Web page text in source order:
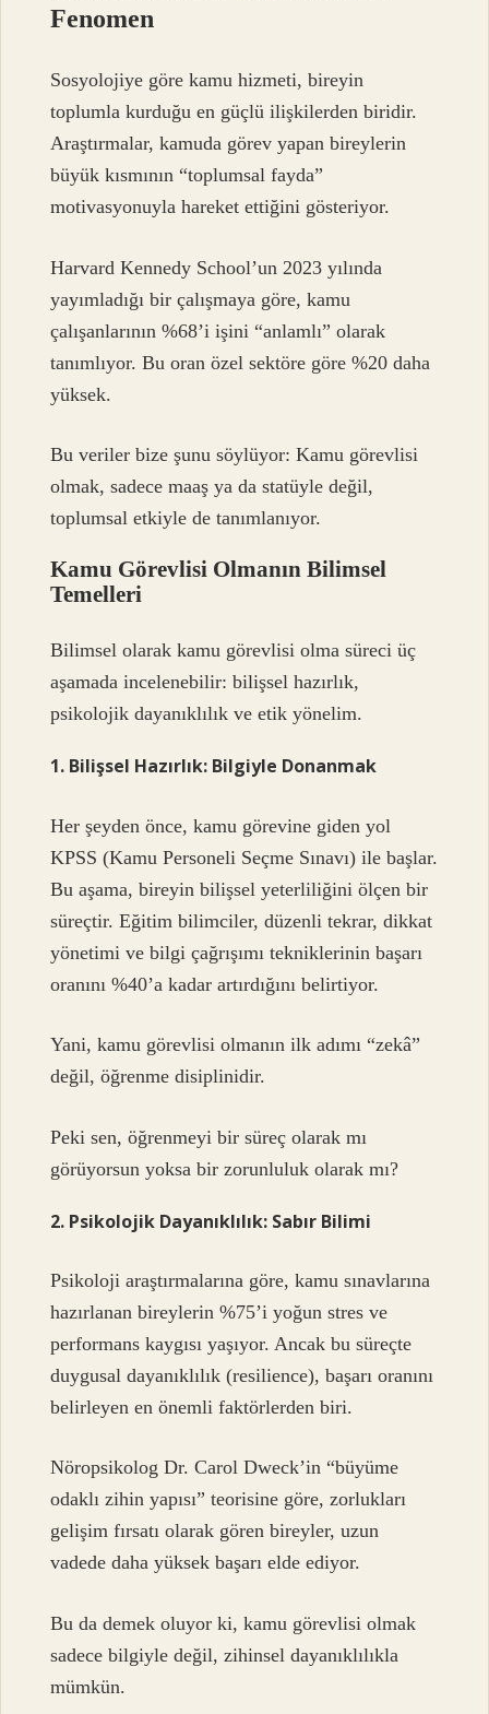
Fenomen
Sosyolojiye göre kamu hizmeti, bireyin
toplumla kurduğu en güçlü ilişkilerden biridir.
Araştırmalar, kamuda görev yapan bireylerin
büyük kısmının “toplumsal fayda”
motivasyonuyla hareket ettiğini gösteriyor.
Harvard Kennedy School’un 2023 yılında
yayımladığı bir çalışmaya göre, kamu
çalışanlarının %68’i işini “anlamlı” olarak
tanımlıyor. Bu oran özel sektöre göre %20 daha
yüksek.
Bu veriler bize şunu söylüyor: Kamu görevlisi
olmak, sadece maaş ya da statüyle değil,
toplumsal etkiyle de tanımlanıyor.
Kamu Görevlisi Olmanın Bilimsel
Temelleri
Bilimsel olarak kamu görevlisi olma süreci üç
aşamada incelenebilir: bilişsel hazırlık,
psikolojik dayanıklılık ve etik yönelim.
1. Bilişsel Hazırlık: Bilgiyle Donanmak
Her şeyden önce, kamu görevine giden yol
KPSS (Kamu Personeli Seçme Sınavı) ile başlar.
Bu aşama, bireyin bilişsel yeterliliğini ölçen bir
süreçtir. Eğitim bilimciler, düzenli tekrar, dikkat
yönetimi ve bilgi çağrışımı tekniklerinin başarı
oranını %40’a kadar artırdığını belirtiyor.
Yani, kamu görevlisi olmanın ilk adımı “zekâ”
değil, öğrenme disiplinidir.
Peki sen, öğrenmeyi bir süreç olarak mı
görüyorsun yoksa bir zorunluluk olarak mı?
2. Psikolojik Dayanıklılık: Sabır Bilimi
Psikoloji araştırmalarına göre, kamu sınavlarına
hazırlanan bireylerin %75’i yoğun stres ve
performans kaygısı yaşıyor. Ancak bu süreçte
duygusal dayanıklılık (resilience), başarı oranını
belirleyen en önemli faktörlerden biri.
Nöropsikolog Dr. Carol Dweck’in “büyüme
odaklı zihin yapısı” teorisine göre, zorlukları
gelişim fırsatı olarak gören bireyler, uzun
vadede daha yüksek başarı elde ediyor.
Bu da demek oluyor ki, kamu görevlisi olmak
sadece bilgiyle değil, zihinsel dayanıklılıkla
mümkün.